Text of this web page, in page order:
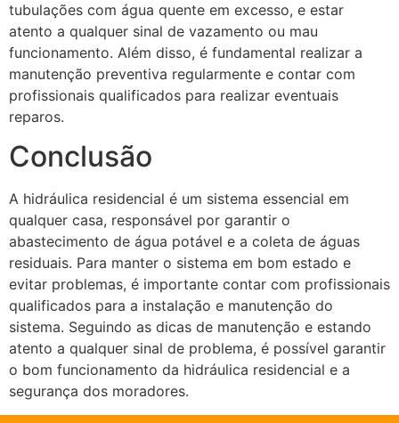
tubulações com água quente em excesso, e estar
atento a qualquer sinal de vazamento ou mau
funcionamento. Além disso, é fundamental realizar a
manutenção preventiva regularmente e contar com
profissionais qualificados para realizar eventuais
reparos.
Conclusão
A hidráulica residencial é um sistema essencial em
qualquer casa, responsável por garantir o
abastecimento de água potável e a coleta de águas
residuais. Para manter o sistema em bom estado e
evitar problemas, é importante contar com profissionais
qualificados para a instalação e manutenção do
sistema. Seguindo as dicas de manutenção e estando
atento a qualquer sinal de problema, é possível garantir
o bom funcionamento da hidráulica residencial e a
segurança dos moradores.